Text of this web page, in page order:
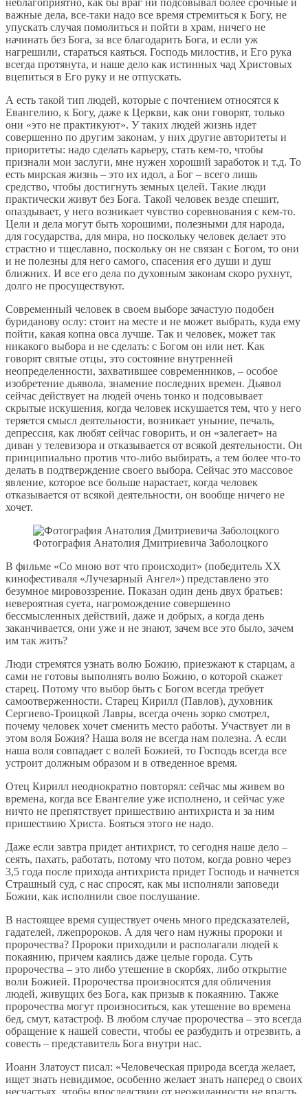
неблагоприятно, как бы враг ни подсовывал более срочные и
важные дела, все-таки надо все время стремиться к Богу, не
упускать случая помолиться и пойти в храм, ничего не
начинать без Бога, за все благодарить Бога, и если уж
нагрешили, стараться каяться. Господь милостив, и Его рука
всегда протянута, и наше дело как истинных чад Христовых
вцепиться в Его руку и не отпускать.
А есть такой тип людей, которые с почтением относятся к
Евангелию, к Богу, даже к Церкви, как они говорят, только
они «это не практикуют». У таких людей жизнь идет
совершенно по другим законам, у них другие авторитеты и
приоритеты: надо сделать карьеру, стать кем-то, чтобы
признали мои заслуги, мне нужен хороший заработок и т.д. То
есть мирская жизнь – это их идол, а Бог – всего лишь
средство, чтобы достигнуть земных целей. Такие люди
практически живут без Бога. Такой человек везде спешит,
опаздывает, у него возникает чувство соревнования с кем-то.
Цели и дела могут быть хорошими, полезными для народа,
для государства, для мира, но поскольку человек делает это
страстно и тщеславно, поскольку он не связан с Богом, то они
и не полезны для него самого, спасения его души и душ
ближних. И все его дела по духовным законам скоро рухнут,
долго не просуществуют.
Современный человек в своем выборе зачастую подобен
буриданову ослу: стоит на месте и не может выбрать, куда ему
пойти, какая копна овса лучше. Так и человек, может так
никакого выбора и не сделать: с Богом он или нет. Как
говорят святые отцы, это состояние внутренней
неопределенности, захватившее современников, – особое
изобретение дьявола, знамение последних времен. Дьявол
сейчас действует на людей очень тонко и подсовывает
скрытые искушения, когда человек искушается тем, что у него
теряется смысл деятельности, возникает уныние, печаль,
депрессия, как любят сейчас говорить, и он «залегает» на
диван у телевизора и отказывается от всякой деятельности. Он
принципиально против что-либо выбирать, а тем более что-то
делать в подтверждение своего выбора. Сейчас это массовое
явление, которое все больше нарастает, когда человек
отказывается от всякой деятельности, он вообще ничего не
хочет.
Фотография Анатолия Дмитриевича Заболоцкого
В фильме «Со мною вот что происходит» (победитель XX
кинофестиваля «Лучезарный Ангел») представлено это
безумное мировоззрение. Показан один день двух братьев:
невероятная суета, нагромождение совершенно
бессмысленных действий, даже и добрых, а когда день
заканчивается, они уже и не знают, зачем все это было, зачем
им так жить?
Люди стремятся узнать волю Божию, приезжают к старцам, а
сами не готовы выполнять волю Божию, о которой скажет
старец. Потому что выбор быть с Богом всегда требует
самоотверженности. Старец Кирилл (Павлов), духовник
Сергиево-Троицкой Лавры, всегда очень зорко смотрел,
почему человек хочет сменить место работы. Участвует ли в
этом воля Божия? Наша воля не всегда нам полезна. А если
наша воля совпадает с волей Божией, то Господь всегда все
устроит должным образом и в отведенное время.
Отец Кирилл неоднократно повторял: сейчас мы живем во
времена, когда все Евангелие уже исполнено, и сейчас уже
ничто не препятствует пришествию антихриста и за ним
пришествию Христа. Бояться этого не надо.
Даже если завтра придет антихрист, то сегодня наше дело –
сеять, пахать, работать, потому что потом, когда ровно через
3,5 года после прихода антихриста придет Господь и начнется
Страшный суд, с нас спросят, как мы исполняли заповеди
Божии, как исполнили свое послушание.
В настоящее время существует очень много предсказателей,
гадателей, лжепророков. А для чего нам нужны пророки и
пророчества? Пророки приходили и располагали людей к
покаянию, причем каялись даже целые города. Суть
пророчества – это либо утешение в скорбях, либо открытие
воли Божией. Пророчества произносятся для обличения
людей, живущих без Бога, как призыв к покаянию. Также
пророчества могут произноситься, как утешение во времена
бед, смут, катастроф. В любом случае пророчества – это всегда
обращение к нашей совести, чтобы ее разбудить и отрезвить, а
совесть – представитель Бога внутри нас.
Иоанн Златоуст писал: «Человеческая природа всегда желает,
ищет знать невидимое, особенно желает знать наперед о своих